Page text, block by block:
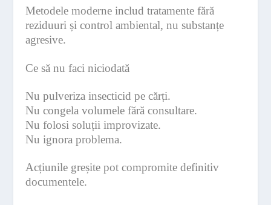
Metodele moderne includ tratamente fără
reziduuri și control ambiental, nu substanțe
agresive.
Ce să nu faci niciodată
Nu pulveriza insecticid pe cărți.
Nu congela volumele fără consultare.
Nu folosi soluții improvizate.
Nu ignora problema.
Acțiunile greșite pot compromite definitiv
documentele.